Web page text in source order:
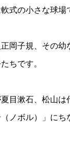
式の小さな球場
岡子規、その
ちです。
目漱石、松山
ノボル）」に